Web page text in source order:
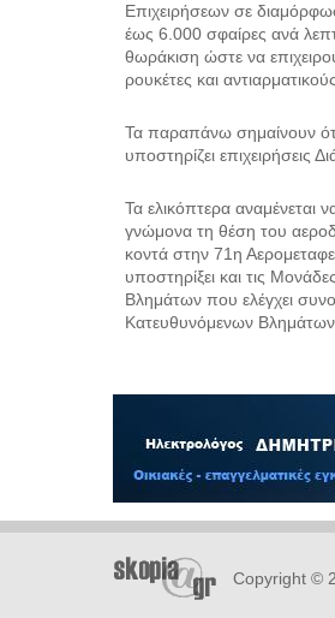
Επιχειρήσεων σε
έως 6.000 σφαίρες ανά
θωράκιση ώστε να
ρουκέτες και
Τα παραπάνω σημαίνουν
υποστηρίζει επιχειρήσεις
Τα ελικόπτερα
γνώμονα τη θέση του
κοντά στην 71η
υποστηρίξει και τις
Βλημάτων που ελέγχει
Κατευθυνόμενων
Copyright ©